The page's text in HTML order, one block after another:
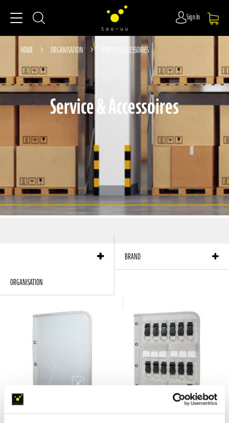
Sign In
HOME ORGANISATION SERVICE & ACCESSOIRES
Service & Accessoires
TABLETFLAP
KEYBOARD
ORGANISATION
BRAND